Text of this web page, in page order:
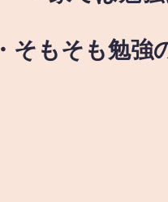
・そもそも勉